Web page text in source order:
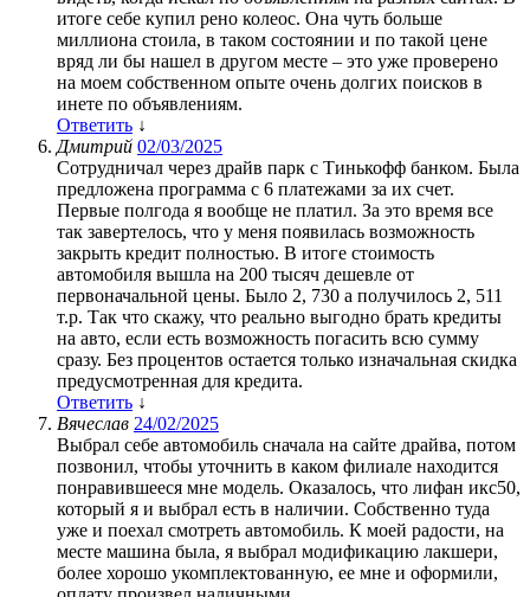
итоге себе купил рено колеос. Она чуть больше
миллиона стоила, в таком состоянии и по такой цене
вряд ли бы нашел в другом месте – это уже проверено
на моем собственном опыте очень долгих поисков в
инете по объявлениям.
Ответить ↓
Дмитрий 02/03/2025
Сотрудничал через драйв парк с Тинькофф банком. Была
предложена программа с 6 платежами за их счет.
Первые полгода я вообще не платил. За это время все
так завертелось, что у меня появилась возможность
закрыть кредит полностью. В итоге стоимость
автомобиля вышла на 200 тысяч дешевле от
первоначальной цены. Было 2, 730 а получилось 2, 511
т.р. Так что скажу, что реально выгодно брать кредиты
на авто, если есть возможность погасить всю сумму
сразу. Без процентов остается только изначальная скидка
предусмотренная для кредита.
Ответить ↓
Вячеслав 24/02/2025
Выбрал себе автомобиль сначала на сайте драйва, потом
позвонил, чтобы уточнить в каком филиале находится
понравившееся мне модель. Оказалось, что лифан икс50,
который я и выбрал есть в наличии. Собственно туда
уже и поехал смотреть автомобиль. К моей радости, на
месте машина была, я выбрал модификацию лакшери,
более хорошо укомплектованную, ее мне и оформили,